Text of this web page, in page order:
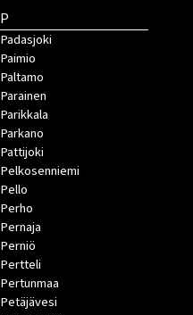
P
Padasjoki
Paimio
Paltamo
Parainen
Parikkala
Parkano
Pattijoki
Pelkosenniemi
Pello
Perho
Pernaja
Perniö
Pertteli
Pertunmaa
Petäjävesi